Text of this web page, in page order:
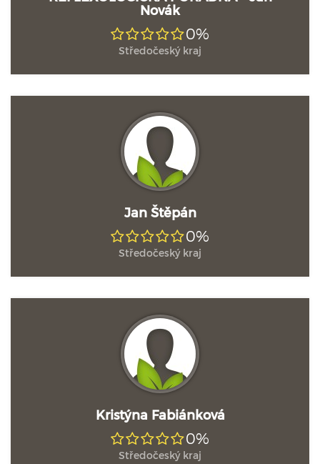
Novák
0%
Středočeský kraj
Jan Štěpán
0%
Středočeský kraj
Kristýna Fabiánková
0%
Středočeský kraj